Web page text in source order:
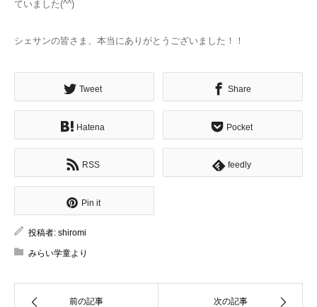
ていました(^^)
シェサンの皆さま、本当にありがとうございました！！
Tweet Share
Hatena Pocket
RSS feedly
Pin it
投稿者: shiromi
みらい学童より
前の記事 次の記事